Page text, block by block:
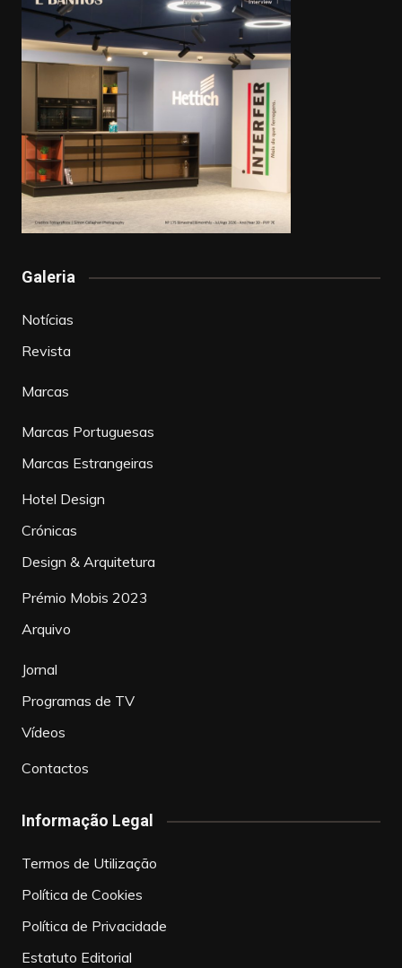
Galeria
Notícias
Revista
Marcas
Marcas Portuguesas
Marcas Estrangeiras
Hotel Design
Crónicas
Design & Arquitetura
Prémio Mobis 2023
Arquivo
Jornal
Programas de TV
Vídeos
Contactos
Informação Legal
Termos de Utilização
Política de Cookies
Política de Privacidade
Estatuto Editorial